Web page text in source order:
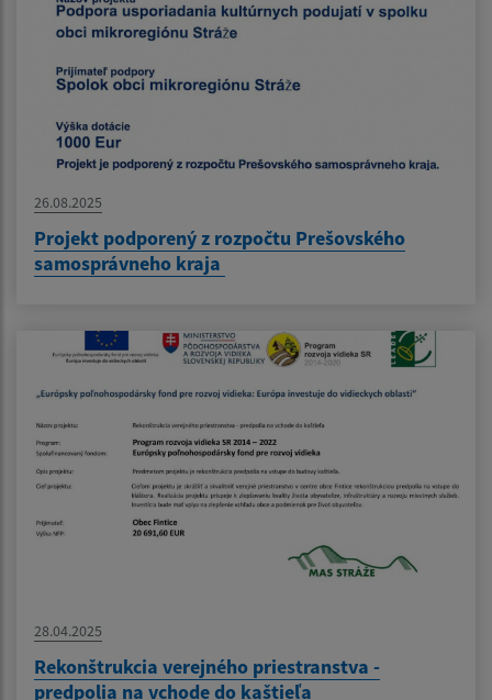
26.08.2025
Projekt podporený z rozpočtu Prešovského
samosprávneho kraja
28.04.2025
Rekonštrukcia verejného priestranstva -
predpolia na vchode do kaštieľa